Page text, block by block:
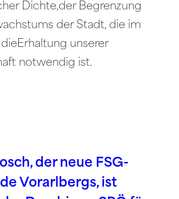
Dichte,der Begrenzung
der Stadt, die im
unserer
notwendig ist.
der neue FSG-
Vorarlbergs, ist